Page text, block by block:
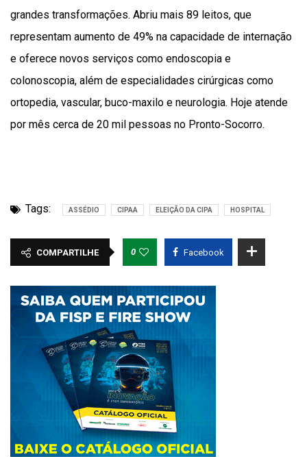
grandes transformações. Abriu mais 89 leitos, que
representam aumento de 49% na capacidade de internação
e oferece novos serviços como endoscopia e
colonoscopia, além de especialidades cirúrgicas como
ortopedia, vascular, buco-maxilo e neurologia. Hoje atende
por mês cerca de 20 mil pessoas no Pronto-Socorro.
Tags: ASSÉDIO CIPAA ELEIÇÃO DA CIPA HOSPITAL
COMPARTILHE 0 Facebook